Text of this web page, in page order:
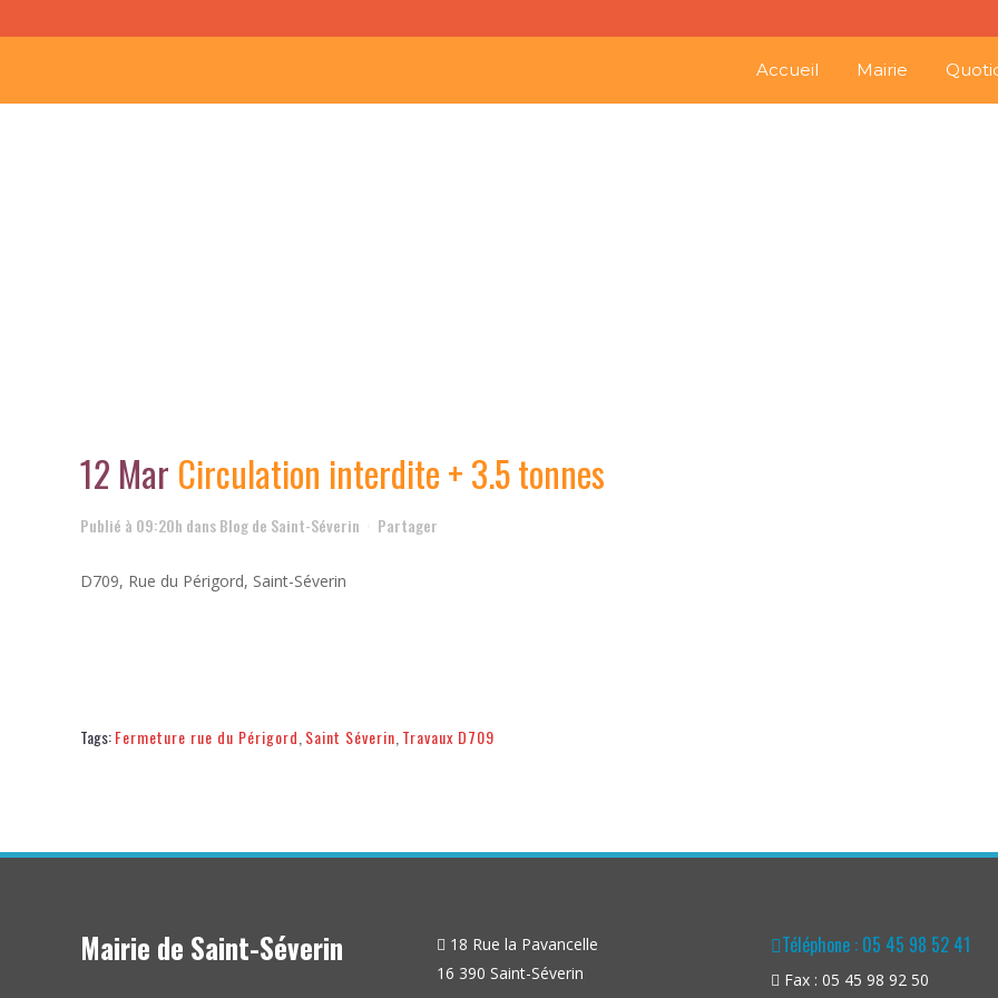
Accueil Mairie
12 Mar Circulation interdite + 3.5 tonnes
Publié à 09:20h dansBlog de Saint-Séverin Partager
D709, Rue du Périgord, Saint-Séverin
Tags:Fermeture rue du Périgord Saint Séverin Travaux D709
Mairie de Saint-Séverin
18 Rue la Pavancelle
16 390 Saint-Séverin
Téléphone : 05 45 98 52 41
Fax : 05 45 98 92 50